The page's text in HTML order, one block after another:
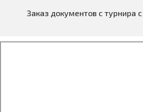
Заказ документов с турнира